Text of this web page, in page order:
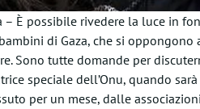
– È possibile rivedere la luce in
di Gaza, che si
Sono tutte domande per
speciale dell’Onu, quando
per un mese, dalle